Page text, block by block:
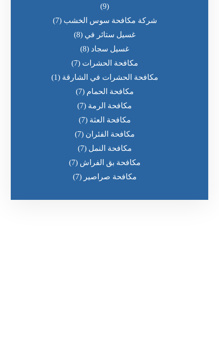
(9)
شركة مكافحة سوس الخشب (7)
غسيل ستائر في (8)
غسيل سجاد (8)
مكافحة الحشرات (7)
مكافحة الحشرات في الشارقة (1)
مكافحة الحمام (7)
مكافحة الرمة (7)
مكافحة العثة (7)
مكافحة الفئران (7)
مكافحة النمل (7)
مكافحة بق الفراش (7)
مكافحة صراصير (7)